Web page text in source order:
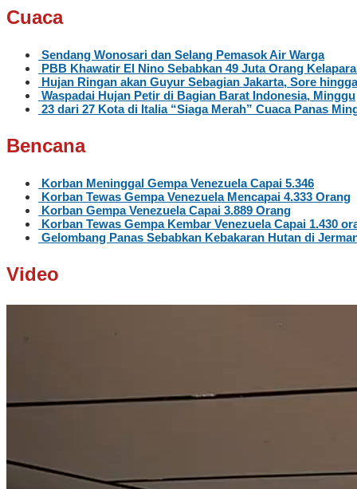
Cuaca
Sendang Wonosari dan Selang Pemasok Air Warga
PBB Khawatir El Nino Sebabkan 49 Juta Orang
Hujan Ringan akan Guyur Sebagian Jakarta, Sore
Waspadai Hujan Petir di Bagian Barat Indonesia, Minggu
23 dari 27 Kota di Italia “Siaga Merah” Cuaca Panas
Bencana
Korban Meninggal Gempa Venezuela Capai 5.346
Korban Tewas Gempa Venezuela Mencapai 4.333 Orang
Korban Gempa Venezuela Capai 3.889 Orang
Korban Tewas Gempa Kembar Venezuela Capai 1.430
Gelombang Panas Sebabkan Kebakaran Hutan di
Video